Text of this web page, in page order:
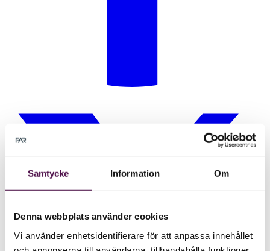
Samtycke Information Om
Denna webbplats använder cookies
Vi använder enhetsidentifierare för att anpassa innehållet